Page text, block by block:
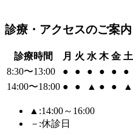
診療・アクセスのご案内
診療時間 月 火 水 木 金 土
8:30〜13:00
● ● ● ● ● ●
14:00〜18:00 ● ● ▲ ● ● ▲
▲ :14:00～16:00
－ :休診日